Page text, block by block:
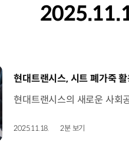
[동영상]
현대트랜시스, 시트 폐가죽
2025.11.18. 2분 보기